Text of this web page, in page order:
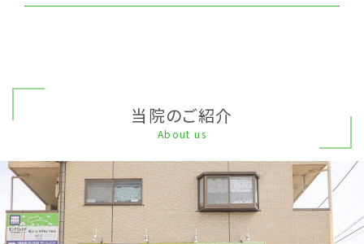
当院のご紹介
About us